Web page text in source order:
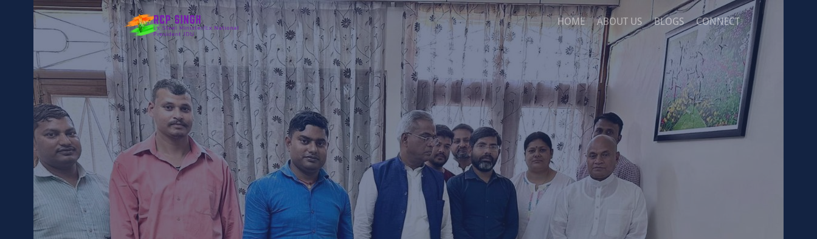
HOME ABOUT US BLOGS CONNECT